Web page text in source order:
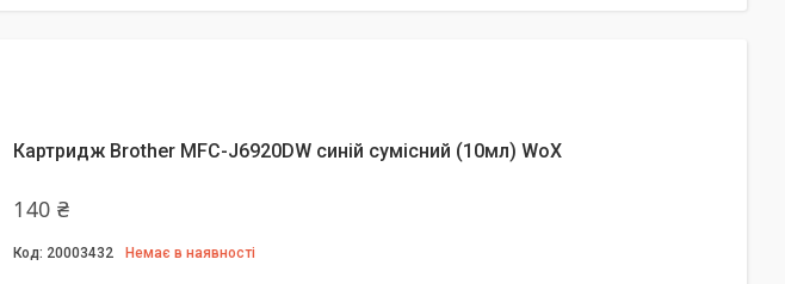
Картридж Brother MFC-J6920DW синій сумісний (10мл) WoX
140 ₴
20003432 Немає в наявності